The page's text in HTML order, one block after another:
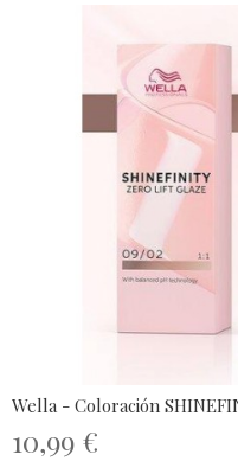
Wella - Coloración
10,99 €